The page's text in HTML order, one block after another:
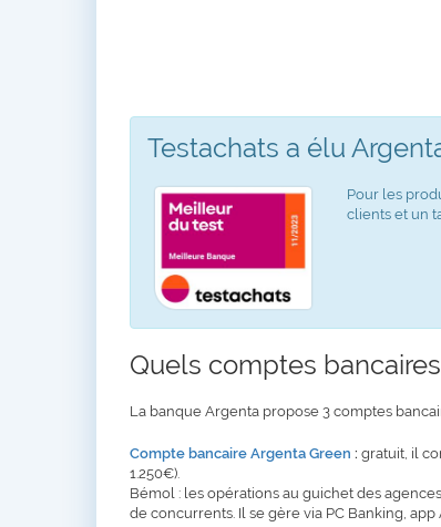
Testachats a élu
Pour les
clients et un
Quels comptes
La banque Argenta propose 3 comptes
Compte bancaire Argenta Green : gratuit, il
1.250€).
Bémol : les opérations au guichet des
de concurrents. Il se gère via PC Banking, app